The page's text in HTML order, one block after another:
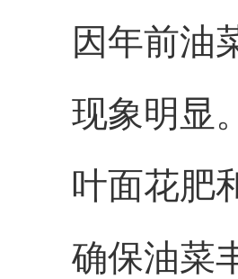
因年前油
现象明显。
叶面花肥
确保油菜